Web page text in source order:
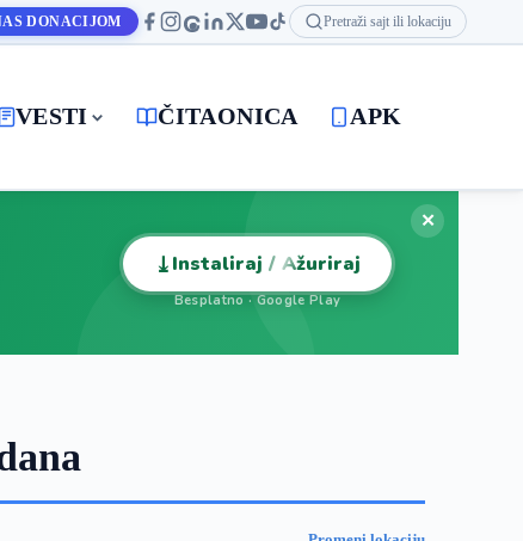
DONACIJOM Pretraži sajt ili lokaciju
VESTI ČITAONICA APK
⤓Instaliraj / Ažuriraj
Besplatno · Google Play
✕